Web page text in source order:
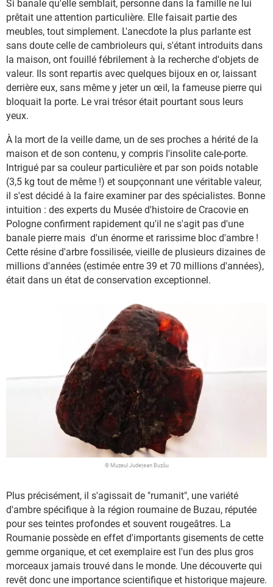
Si banale qu'elle semblait, personne dans la famille ne lui
prêtait une attention particulière. Elle faisait partie des
meubles, tout simplement. L'anecdote la plus parlante est
sans doute celle de cambrioleurs qui, s'étant introduits dans
la maison, ont fouillé fébrilement à la recherche d'objets de
valeur. Ils sont repartis avec quelques bijoux en or, laissant
derrière eux, sans même y jeter un œil, la fameuse pierre qui
bloquait la porte. Le vrai trésor était pourtant sous leurs
yeux.
À la mort de la veille dame, un de ses proches a hérité de la
maison et de son contenu, y compris l'insolite cale-porte.
Intrigué par sa couleur particulière et par son poids notable
(3,5 kg tout de même !) et soupçonnant une véritable valeur,
il s'est décidé à la faire examiner par des spécialistes. Bonne
intuition : des experts du Musée d'histoire de Cracovie en
Pologne confirment rapidement qu'il ne s'agit pas d'une
banale pierre mais d'un énorme et rarissime bloc d'ambre !
Cette résine d'arbre fossilisée, vieille de plusieurs dizaines de
millions d'années (estimée entre 39 et 70 millions d'années),
était dans un état de conservation exceptionnel.
© Muzeul Județean Buzău
Plus précisément, il s'agissait de "rumanit", une variété
d'ambre spécifique à la région roumaine de Buzau, réputée
pour ses teintes profondes et souvent rougeâtres. La
Roumanie possède en effet d'importants gisements de cette
gemme organique, et cet exemplaire est l'un des plus gros
morceaux jamais trouvé dans le monde. Une découverte qui
revêt donc une importance scientifique et historique majeure.